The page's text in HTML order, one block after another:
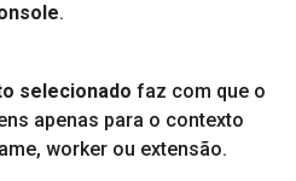
.
selecionado faz com que o
apenas para o contexto
, worker ou extensão.